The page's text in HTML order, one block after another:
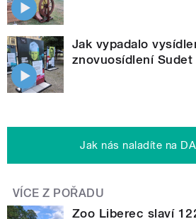
Jak vypadalo
znovuosídlení
Jak nás naladíte na
VÍCE Z POŘADU
Zoo Liberec slaví